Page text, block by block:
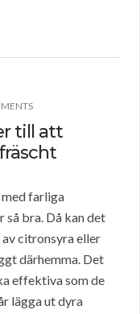
till att
farliga
så bra. Då kan det
citronsyra eller
därhemma. Det
effektiva som de
lägga ut dyra